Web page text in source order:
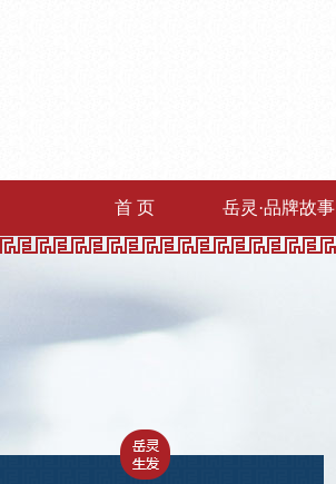
首 页 岳灵·品牌故事